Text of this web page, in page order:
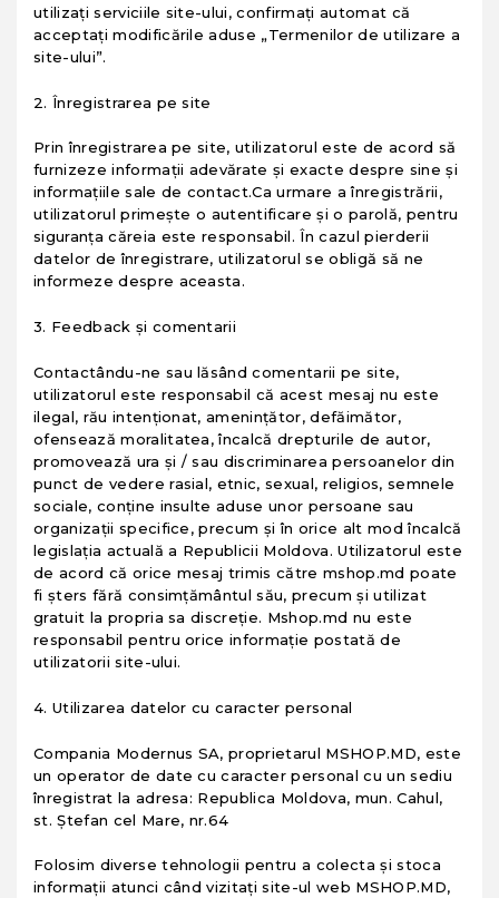
utilizați serviciile site-ului, confirmați automat că
acceptați modificările aduse „Termenilor de utilizare a
site-ului”.
2. Înregistrarea pe site
Prin înregistrarea pe site, utilizatorul este de acord să
furnizeze informații adevărate și exacte despre sine și
informațiile sale de contact.Ca urmare a înregistrării,
utilizatorul primește o autentificare și o parolă, pentru
siguranța căreia este responsabil. În cazul pierderii
datelor de înregistrare, utilizatorul se obligă să ne
informeze despre aceasta.
3. Feedback și comentarii
Contactându-ne sau lăsând comentarii pe site,
utilizatorul este responsabil că acest mesaj nu este
ilegal, rău intenționat, amenințător, defăimător,
ofensează moralitatea, încalcă drepturile de autor,
promovează ura și / sau discriminarea persoanelor din
punct de vedere rasial, etnic, sexual, religios, semnele
sociale, conține insulte aduse unor persoane sau
organizații specifice, precum și în orice alt mod încalcă
legislația actuală a Republicii Moldova. Utilizatorul este
de acord că orice mesaj trimis către mshop.md poate
fi șters fără consimțământul său, precum și utilizat
gratuit la propria sa discreție. Mshop.md nu este
responsabil pentru orice informație postată de
utilizatorii site-ului.
4. Utilizarea datelor cu caracter personal
Compania Modernus SA, proprietarul MSHOP.MD, este
un operator de date cu caracter personal cu un sediu
înregistrat la adresa: Republica Moldova, mun. Cahul,
st. Ștefan cel Mare, nr.64
Folosim diverse tehnologii pentru a colecta și stoca
informații atunci când vizitați site-ul web MSHOP.MD,